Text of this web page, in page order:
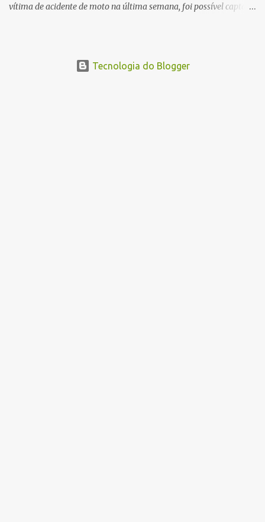
vítima de acidente de moto na última semana, foi possível captar o
equipe responsável pela captação do coração chegou a São Carlos
Tecnologia do Blogger